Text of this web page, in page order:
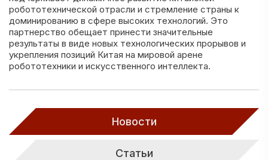
робототехнической отрасли и стремление страны к
доминированию в сфере высоких технологий. Это
партнерство обещает принести значительные
результаты в виде новых технологических прорывов и
укрепления позиций Китая на мировой арене
робототехники и искусственного интеллекта.
Новости
Статьи